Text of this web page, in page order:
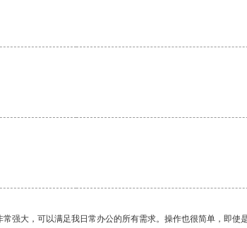
强大，可以满足我日常办公的所有需求。操作也很简单，即使